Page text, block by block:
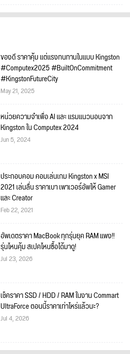
ของดี ราคาคุ้ม แต่แรงทนทานในแบบ Kingston
#Computex2025 #BuiltOnCommitment
#KingstonFutureCity
May 21, 2025
หน่วยความจำเพื่อ AI และ แรมแนวนอนจาก
Kingston ใน Computex 2024
Jun 5, 2024
ประกอบคอม คอมเล่นเกม Kingston x MSI
2021 เล่นลื่น ราคาเบา เพาเวอร์อัพให้ Gamer
และ Creator
Feb 22, 2021
อัพเดตราคา MacBook ทุกรุ่นยุค RAM แพง!!
รุ่นไหนคุ้ม สเปคไหนซื้อได้มาดู!
Jul 23, 2026
เช็คราคา SSD / HDD / RAM ในงาน Commart
UltraForce ตอนนี้ราคาเท่าไหร่แล้วนะ?
Jul 4, 2026